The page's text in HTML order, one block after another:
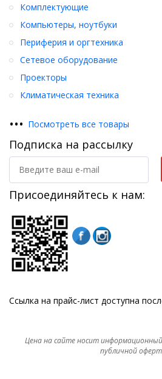
Комплектующие
Компьютеры, ноутбуки
Периферия и оргтехника
Сетевое оборудование
Проекторы
Климатическая техника
••• Посмотреть все товары
Подписка на рассылку
Присоединяйтесь к нам:
Ссылка на прайс-лист доступна
Цена на сайте носит
публичной